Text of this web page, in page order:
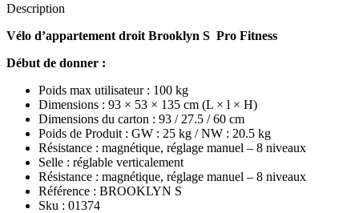
Description
Vélo d’appartement droit Brooklyn S Pro Fitness
Début de donner :
Poids max utilisateur : 100 kg
Dimensions : 93 × 53 × 135 cm (L × l × H)
Dimensions du carton : 93 / 27.5 / 60 cm
Poids de Produit : GW : 25 kg / NW : 20.5 kg
Résistance : magnétique, réglage manuel – 8 niveaux
Selle : réglable verticalement
Résistance : magnétique, réglage manuel – 8 niveaux
Référence : BROOKLYN S
Sku : 01374